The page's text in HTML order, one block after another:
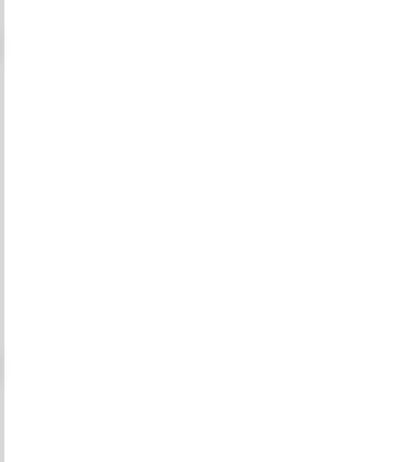
aan favorieten
aan favorieten